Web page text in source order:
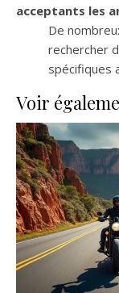
acceptants les
De
rechercher
spécifiques
Voir